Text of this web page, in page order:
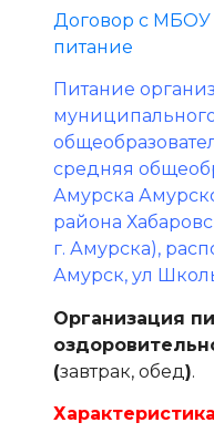
Договор с
питание
Питание
средняя
Амурска
района
г. Амурска),
Амурск, ул
Организация
(завтрак, обед).